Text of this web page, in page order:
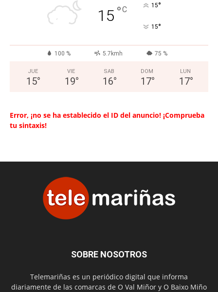
15 °C 15°
15°
100 % 5.7kmh 75 %
JUE
15°
VIE
19°
SAB
16°
DOM
17°
LUN
17°
Error, ¡no se ha establecido el ID del anuncio! ¡Comprueba
tu sintaxis!
SOBRE NOSOTROS
Telemariñas es un periódico digital que informa
diariamente de las comarcas de O Val Miñor y O Baixo Miño